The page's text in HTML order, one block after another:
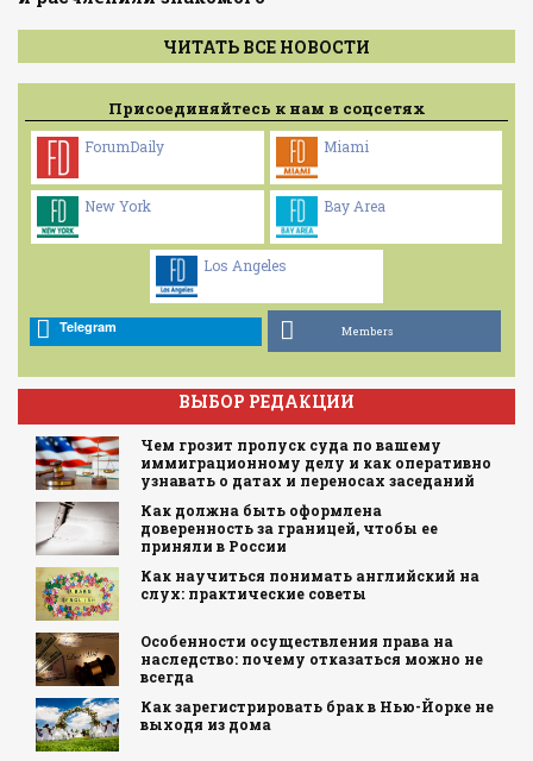
ЧИТАТЬ ВСЕ НОВОСТИ
Присоединяйтесь к нам в соцсетях
ForumDaily Miami
New York Bay Area
Los Angeles
Telegram Members
ВЫБОР РЕДАКЦИИ
Чем грозит пропуск суда по вашему
иммиграционному делу и как оперативно
узнавать о датах и переносах заседаний
Как должна быть оформлена
доверенность за границей, чтобы ее
приняли в России
Как научиться понимать английский на
слух: практические советы
Особенности осуществления права на
наследство: почему отказаться можно не
всегда
Как зарегистрировать брак в Нью-Йорке не
выходя из дома